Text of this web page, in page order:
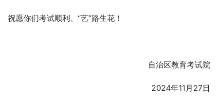
祝愿你们考试顺利、“艺”路生花！
自治区教育考试院
2024年11月27日